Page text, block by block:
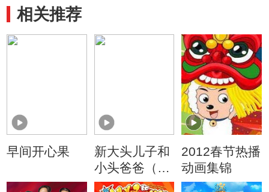
相关推荐
早间开心果
新大头儿子和
小头爸爸（动
画真人情景
2012春节热播
动画集锦